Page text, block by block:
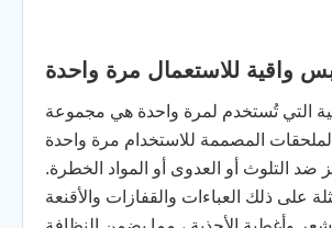
واقية للاستعمال مرة واحدة
التي تُستخدم لمرة واحدة هي مجموعة
المصممة للاستخدام مرة واحدة
ضد التلوث أو العدوى أو المواد الخطرة.
على ذلك العباءات والقفازات والأقنعة